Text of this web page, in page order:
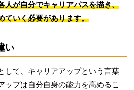
人が自分でキャリアパスを描き、
ていく必要があります。
い
して、キャリアアップという言葉
ップは自分自身の能力を高めるこ